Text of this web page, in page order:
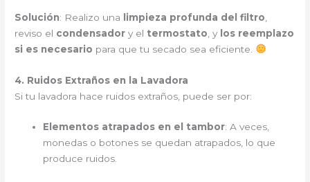
Solución: Realizo una limpieza profunda del filtro
reviso el condensador y el termostato , y los reemplazo
si es necesario para que tu secado sea eficiente.
4. Ruidos Extraños en la Lavadora
Si tu lavadora hace ruidos extraños, puede ser por:
Elementos atrapados en el tambor: A veces,
monedas o botones se quedan atrapados, lo que
produce ruidos.